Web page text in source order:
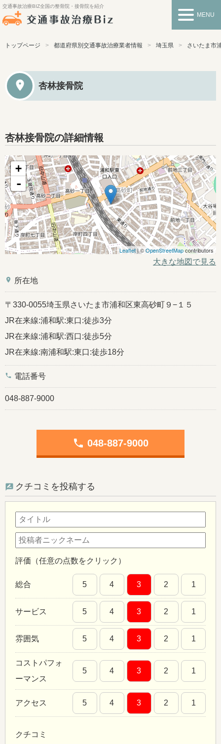
交通事故治療BIZ全国の整骨院・接骨院を紹介
MENU
トップページ 都道府県別交通事故治療業者情報 埼玉県 さいたま市
杏林接骨院
杏林接骨院の詳細情報
+
-
Leaflet| ©OpenStreetMapcontributors
大きな地図で見る
place 所在地
〒330-0055埼玉県さいたま市浦和区東高砂町９−１５
JR在来線:浦和駅:東口:徒歩3分
JR在来線:浦和駅:西口:徒歩5分
JR在来線:南浦和駅:東口:徒歩18分
phone 電話番号
048-887-9000
phone 048-887-9000
クチコミを投稿する
評価（任意の点数をクリック）
総合 5 4 3 2 1
サービス 5 4 3 2 1
雰囲気 5 4 3 2 1
コストパフォ
ーマンス
5 4 3 2 1
アクセス 5 4 3 2 1
クチコミ